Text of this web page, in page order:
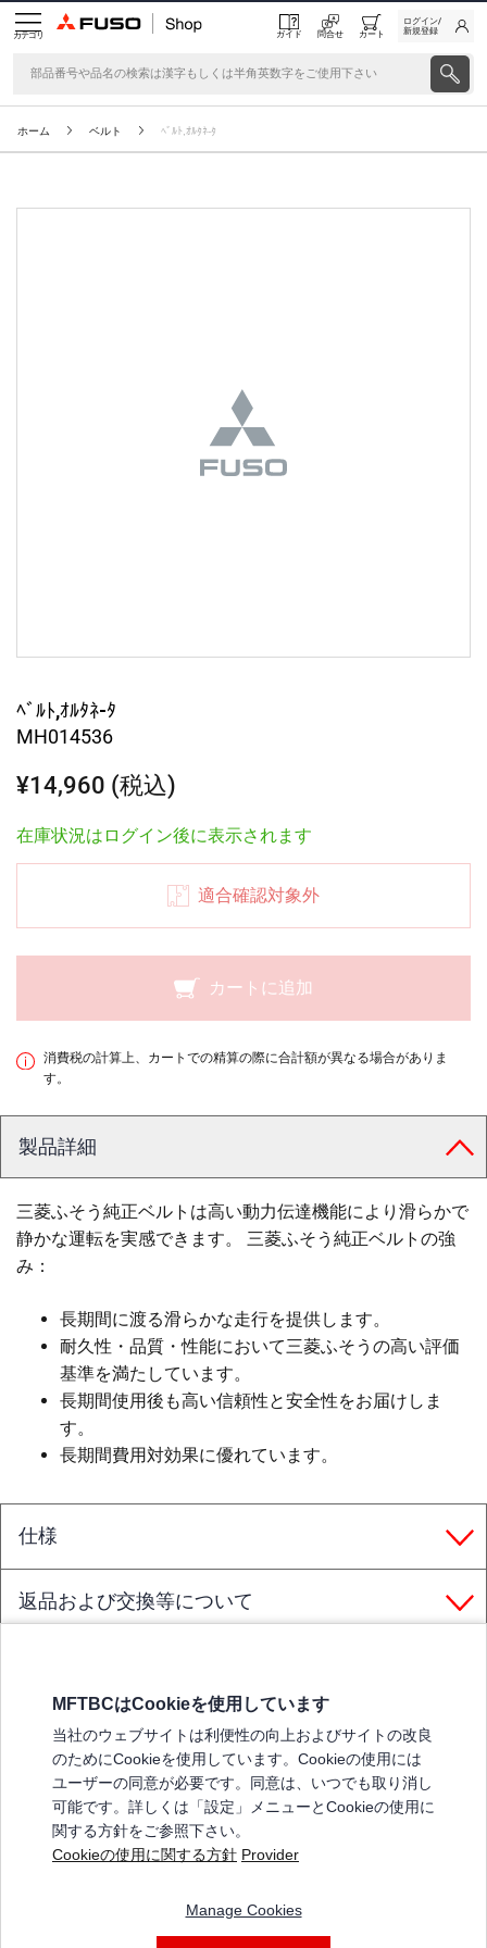
カテゴリ ガイド 問合せ カート
ログイン/
新規登録
ホーム ベルト ﾍﾞﾙﾄ,ｵﾙﾀﾈ-ﾀ
ﾍﾞﾙﾄ,ｵﾙﾀﾈ-ﾀ
MH014536
¥14,960 (税込)
在庫状況はログイン後に表示されます
適合確認対象外
カートに追加
消費税の計算上、カートでの精算の際に合計額が異なる場合がありま
す。
製品詳細
三菱ふそう純正ベルトは高い動力伝達機能により滑らかで
静かな運転を実感できます。 三菱ふそう純正ベルトの強
み：
長期間に渡る滑らかな走行を提供します。
耐久性・品質・性能において三菱ふそうの高い評価
基準を満たしています。
長期間使用後も高い信頼性と安全性をお届けしま
す。
長期間費用対効果に優れています。
仕様
返品および交換等について
弊社の製品について
販売店リスト
よくある質問 / お問い合わせ
特定商取引法に基づく表記
三菱ふそうショップ_利用規約
MFTBCはCookieを使用しています
当社のウェブサイトは利便性の向上およびサイトの改良
のためにCookieを使用しています。Cookieの使用には
ユーザーの同意が必要です。同意は、いつでも取り消し
可能です。詳しくは「設定」メニューとCookieの使用に
関する方針をご参照下さい。
Cookieの使用に関する方針 Provider
Manage Cookies